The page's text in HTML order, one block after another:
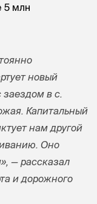
5 млн
новый
в с.
Капитальный
нам другой
Оно
— рассказал
и дорожного